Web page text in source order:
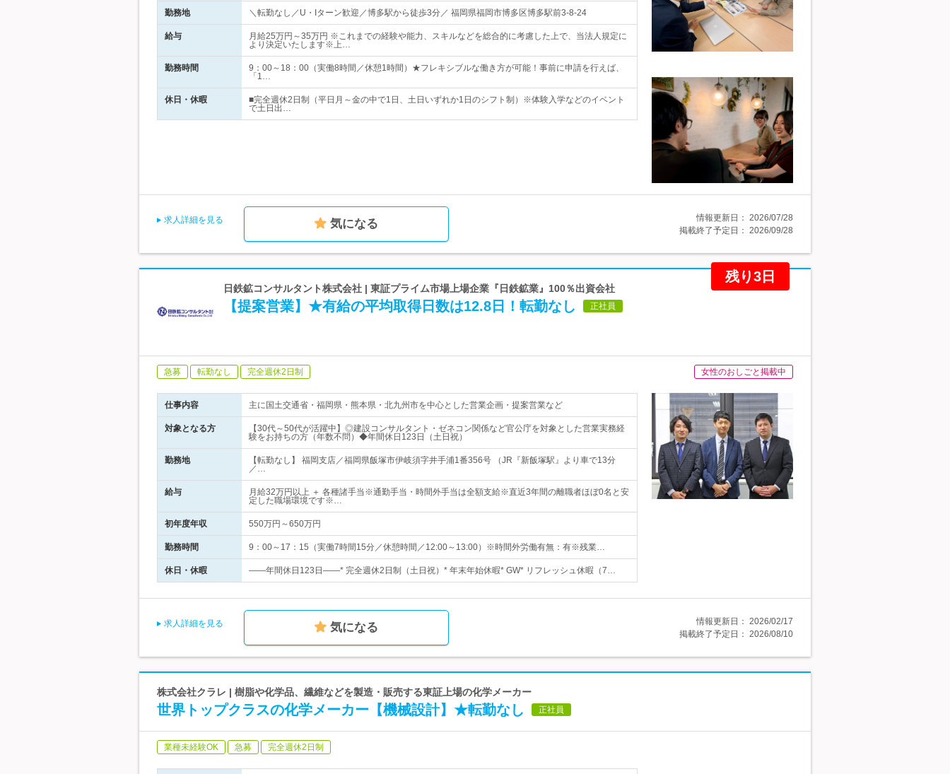
勤務地 ＼転勤なし／U・Iターン歓迎／博多駅から徒歩3分／ 福岡県福岡市博多区博多駅前3-8-24
給与
月給25万円～35万円 ※これまでの経験や能力、スキルなどを総合的に考慮した上で、当法人規定に
より決定いたします※上…
勤務時間
9：00～18：00（実働8時間／休憩1時間）★フレキシブルな働き方が可能！事前に申請を行えば、
「1…
休日・休暇
■完全週休2日制（平日月～金の中で1日、土日いずれか1日のシフト制）※体験入学などのイベント
で土日出…
求人詳細を見る 気になる 情報更新日： 2026/07/28
掲載終了予定日： 2026/09/28
残り3日
日鉄鉱コンサルタント株式会社 | 東証プライム市場上場企業『日鉄鉱業』100％出資会社
【提案営業】★有給の平均取得日数は12.8日！転勤なし 正社員
急募 転勤なし 完全週休2日制 女性のおしごと掲載中
仕事内容 主に国土交通省・福岡県・熊本県・北九州市を中心とした営業企画・提案営業など
対象となる方
【30代～50代が活躍中】◎建設コンサルタント・ゼネコン関係など官公庁を対象とした営業実務経
験をお持ちの方（年数不問）◆年間休日123日（土日祝）
勤務地
【転勤なし】 福岡支店／福岡県飯塚市伊岐須字井手浦1番356号 （JR『新飯塚駅』より車で13分
／…
給与
月給32万円以上 ＋ 各種諸手当※通勤手当・時間外手当は全額支給※直近3年間の離職者ほぼ0名と安
定した職場環境です※…
初年度年収 550万円～650万円
勤務時間 9：00～17：15（実働7時間15分／休憩時間／12:00～13:00）※時間外労働有無：有※残業…
休日・休暇 ――年間休日123日――* 完全週休2日制（土日祝）* 年末年始休暇* GW* リフレッシュ休暇（7…
求人詳細を見る 気になる 情報更新日： 2026/02/17
掲載終了予定日： 2026/08/10
株式会社クラレ | 樹脂や化学品、繊維などを製造・販売する東証上場の化学メーカー
世界トップクラスの化学メーカー【機械設計】★転勤なし 正社員
業種未経験OK 急募 完全週休2日制